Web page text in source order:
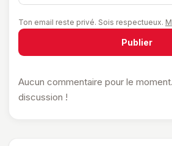
Ton email reste privé. Sois respectueux.
Publier
Aucun commentaire pour le
discussion !